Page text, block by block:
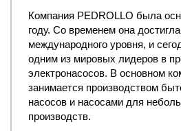
Компания PEDROLLO была
году. Со временем она достигла
международного уровня, и
одним из мировых лидеров в
электронасосов. В основном
занимается производством
насосов и насосами для
производств.